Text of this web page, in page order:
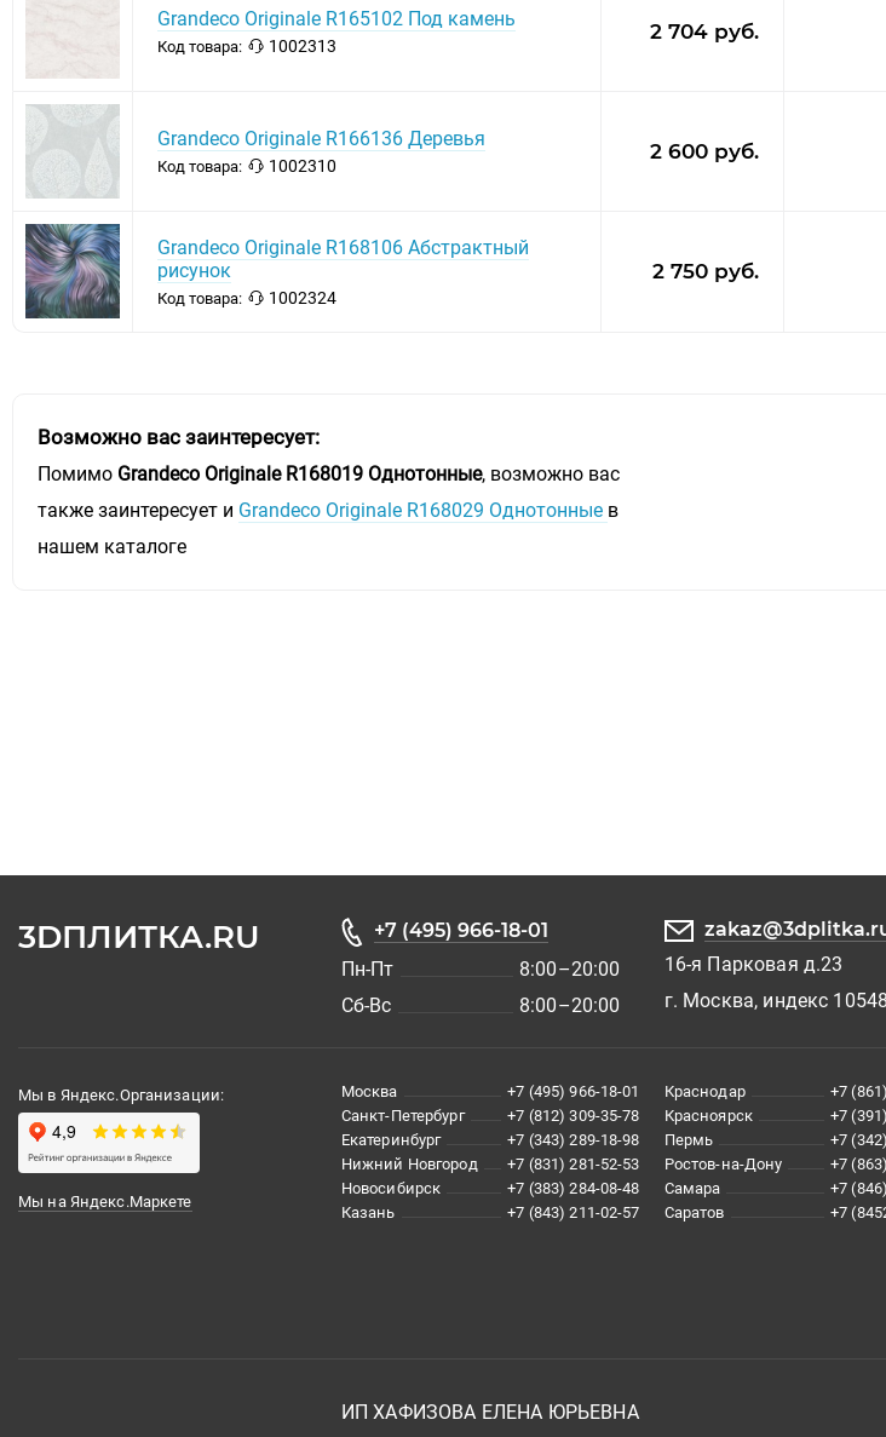
Grandeco Originale R165102 Под камень
Код товара: 1002313
2 704 руб.
Grandeco Originale R166136 Деревья
Код товара: 1002310
2 600 руб.
Grandeco Originale R168106 Абстрактный
рисунок
Код товара: 1002324
2 750 руб.
Возможно вас заинтересует:
Помимо Grandeco Originale R168019 Однотонные, возможно вас
также заинтересует и Grandeco Originale R168029 Однотонные в
нашем каталоге
3DПЛИТКА.RU
+7 (495) 966-18-01
Пн-Пт
8:00–20:00
Сб-Вс
8:00–20:00
16-я Парковая д.23
г. Москва, индекс
Мы в Яндекс.Организации:
Мы на Яндекс.Маркете
Москва
+7 (495) 966-18-01
Санкт-Петербург
+7 (812) 309-35-78
Екатеринбург
+7 (343) 289-18-98
Нижний Новгород
+7 (831) 281-52-53
Новосибирск
+7 (383) 284-08-48
Казань
+7 (843) 211-02-57
Краснодар
+7
Красноярск
+7
Пермь
+7
Ростов-на-Дону
+7
Самара
+7
Саратов
+7
ИП ХАФИЗОВА ЕЛЕНА ЮРЬЕВНА